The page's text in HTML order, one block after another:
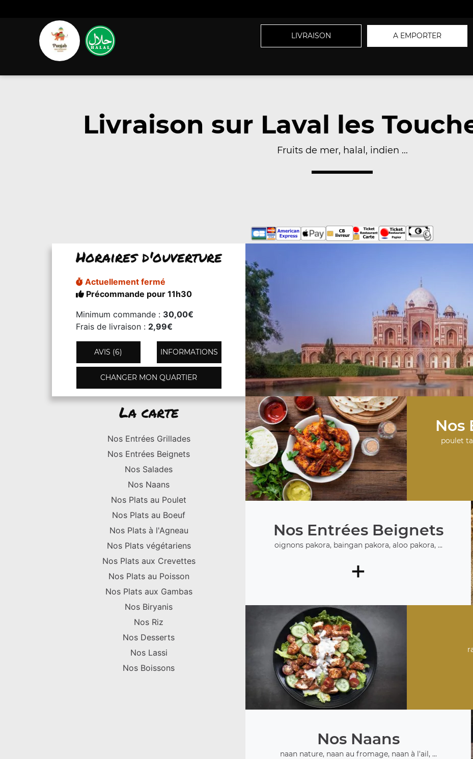
LIVRAISON A EMPORTER
Livraison sur Laval les
Fruits de mer, halal, indien ...
Horaires d'ouverture
Actuellement fermé
Précommande pour 11h30
Minimum commande : 30,00€
Frais de livraison : 2,99€
AVIS (6) INFORMATIONS
CHANGER MON QUARTIER
La carte
Nos Entrées Grillades
Nos Entrées Beignets
Nos Salades
Nos Naans
Nos Plats au Poulet
Nos Plats au Boeuf
Nos Plats à l'Agneau
Nos Plats végétariens
Nos Plats aux Crevettes
Nos Plats au Poisson
Nos Plats aux Gambas
Nos Biryanis
Nos Riz
Nos Desserts
Nos Lassi
Nos Boissons
Nos
poulet
Nos Entrées Beignets
oignons pakora, baingan pakora, aloo pakora, ...
+
Nos Naans
naan nature, naan au fromage, naan à l'ail, ...